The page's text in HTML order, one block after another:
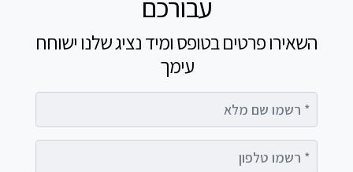
השאירו פרטים בטופס ומיד נציג שלנו ישוחח
עימך